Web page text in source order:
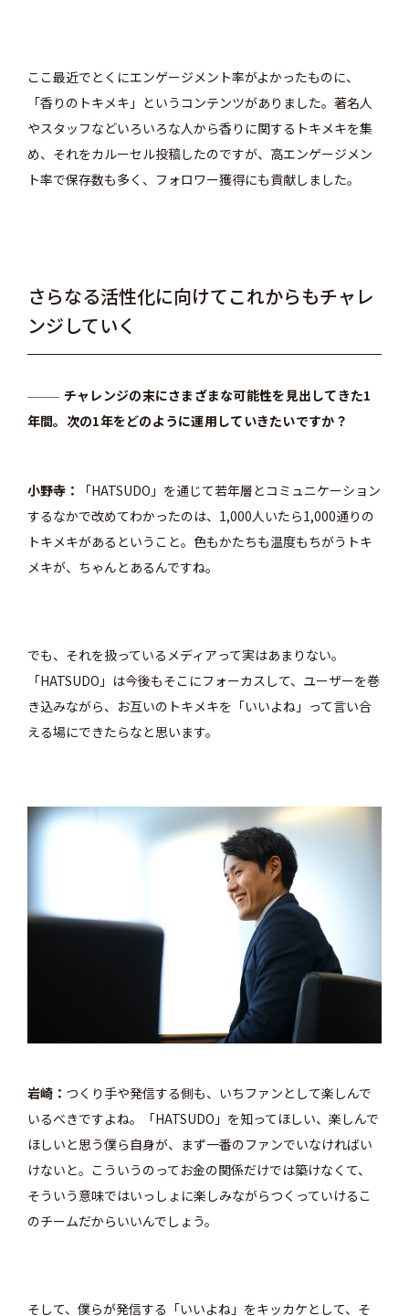
ここ最近でとくにエンゲージメント率がよかったものに、
「香りのトキメキ」というコンテンツがありました。著名人
やスタッフなどいろいろな人から香りに関するトキメキを集
め、それをカルーセル投稿したのですが、高エンゲージメン
ト率で保存数も多く、フォロワー獲得にも貢献しました。
さらなる活性化に向けてこれからもチャレ
ンジしていく
チャレンジの末にさまざまな可能性を見出してきた1
年間。次の1年をどのように運用していきたいですか？
小野寺
「HATSUDO」を通じて若年層とコミュニケーション
するなかで改めてわかったのは、1,000人いたら1,000通りの
トキメキがあるということ。色もかたちも温度もちがうトキ
メキが、ちゃんとあるんですね。
でも、それを扱っているメディアって実はあまりない。
「HATSUDO」は今後もそこにフォーカスして、ユーザーを巻
き込みながら、お互いのトキメキを「いいよね」って言い合
える場にできたらなと思います。
岩崎
つくり手や発信する側も、いちファンとして楽しんで
いるべきですよね。「HATSUDO」を知ってほしい、楽しんで
ほしいと思う僕ら自身が、まず一番のファンでいなければい
けないと。こういうのってお金の関係だけでは築けなくて、
そういう意味ではいっしょに楽しみながらつくっていけるこ
のチームだからいいんでしょう。
そして、僕らが発信する「いいよね」をキッカケとして、そ